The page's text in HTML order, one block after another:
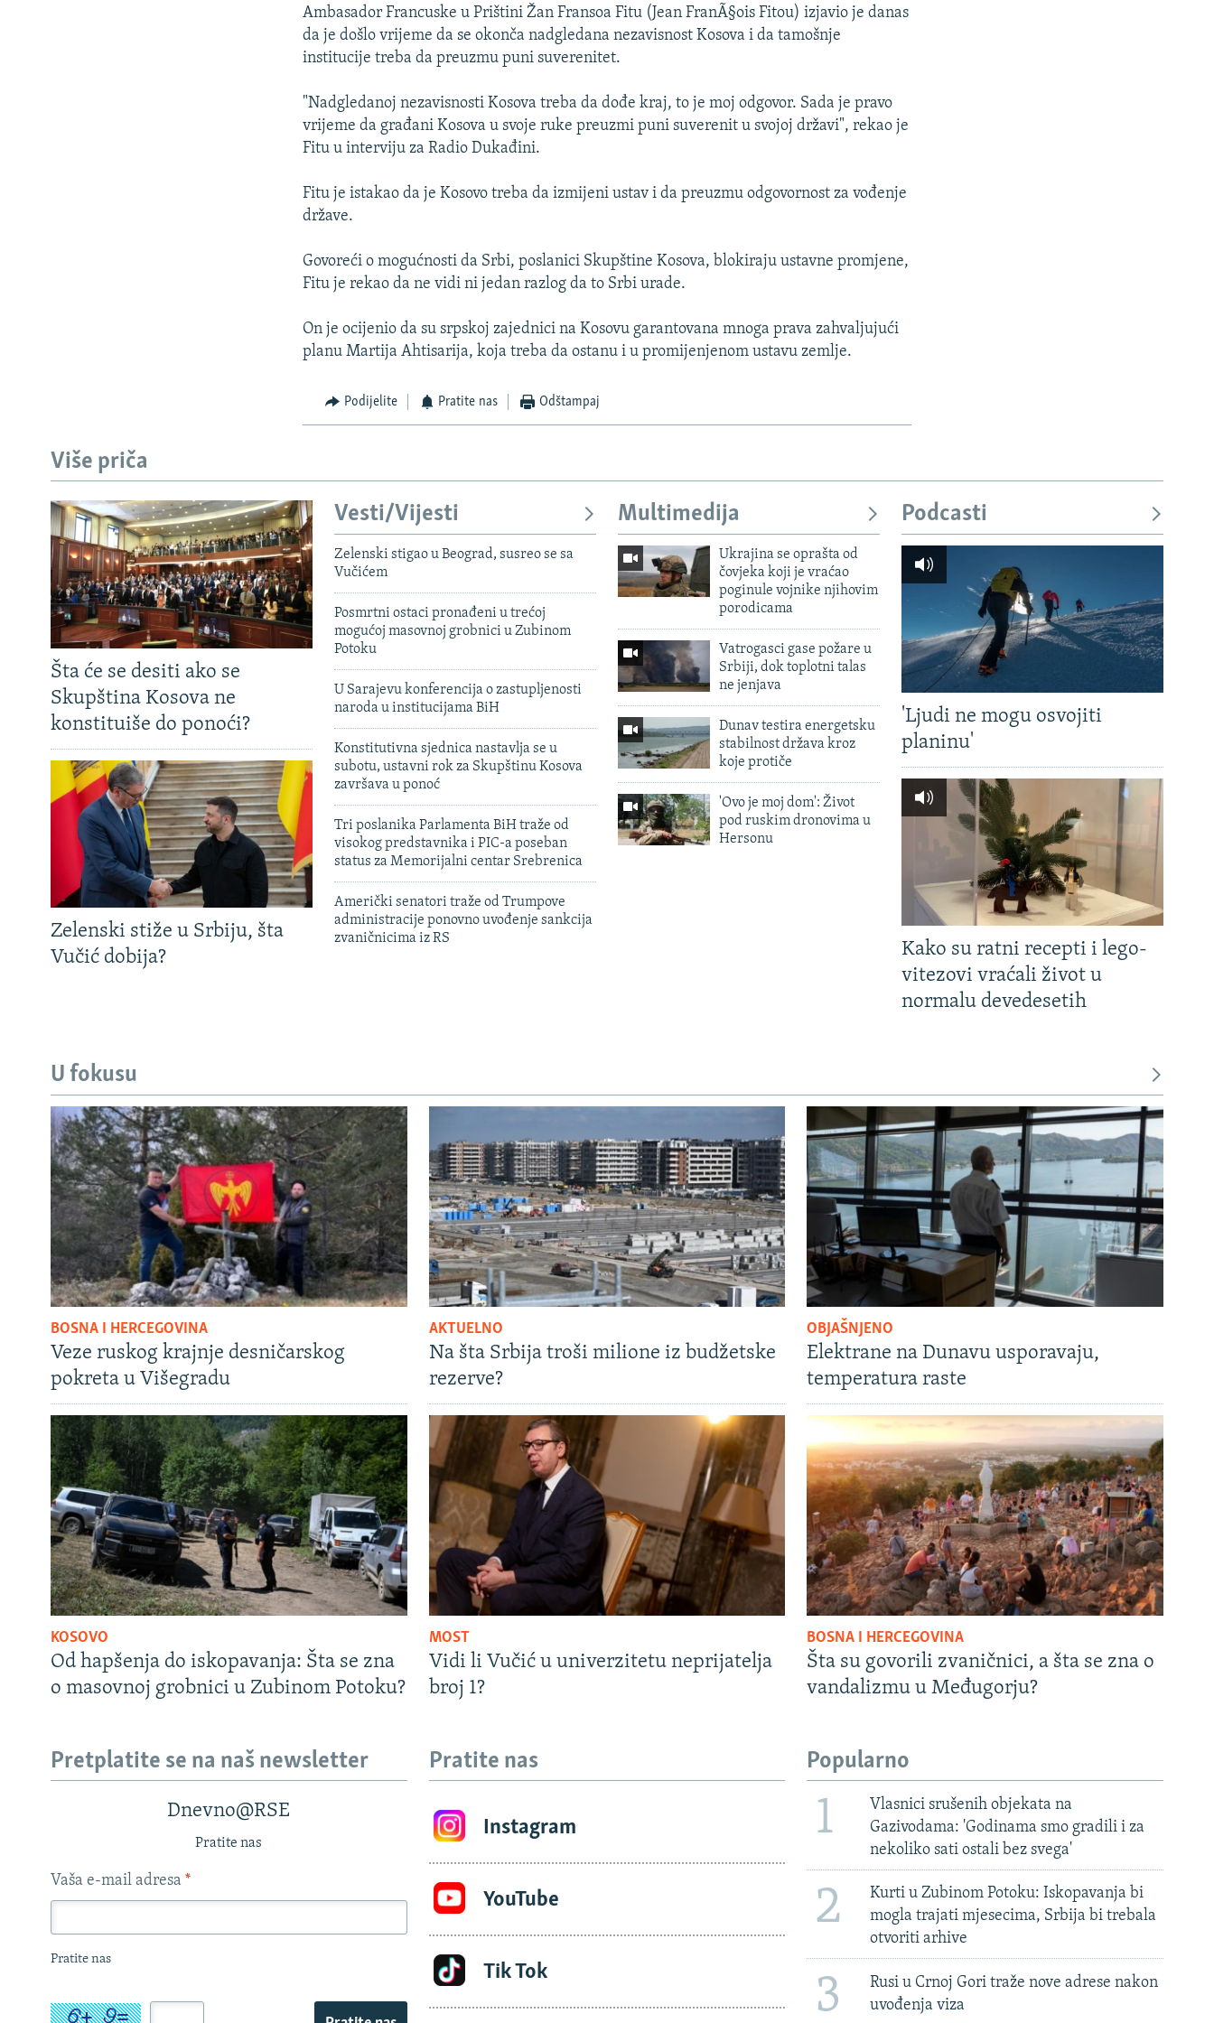
Ambasador Francuske u Prištini Žan Fransoa Fitu (Jean FranÃ§ois Fitou) izjavio je danas
da je došlo vrijeme da se okonča nadgledana nezavisnost Kosova i da tamošnje
institucije treba da preuzmu puni suverenitet.
"Nadgledanoj nezavisnosti Kosova treba da dođe kraj, to je moj odgovor. Sada je pravo
vrijeme da građani Kosova u svoje ruke preuzmi puni suverenit u svojoj državi", rekao je
Fitu u interviju za Radio Dukađini.
Fitu je istakao da je Kosovo treba da izmijeni ustav i da preuzmu odgovornost za vođenje
države.
Govoreći o mogućnosti da Srbi, poslanici Skupštine Kosova, blokiraju ustavne promjene,
Fitu je rekao da ne vidi ni jedan razlog da to Srbi urade.
On je ocijenio da su srpskoj zajednici na Kosovu garantovana mnoga prava zahvaljujući
planu Martija Ahtisarija, koja treba da ostanu i u promijenjenom ustavu zemlje.
Podijelite Pratite nas Odštampaj
Više priča
Šta će se desiti ako se
Skupština Kosova ne
konstituiše do ponoći?
Zelenski stiže u Srbiju, šta
Vučić dobija?
Vesti/Vijesti
Zelenski stigao u Beograd, susreo se sa
Vučićem
Posmrtni ostaci pronađeni u trećoj
mogućoj masovnoj grobnici u Zubinom
Potoku
U Sarajevu konferencija o zastupljenosti
naroda u institucijama BiH
Konstitutivna sjednica nastavlja se u
subotu, ustavni rok za Skupštinu Kosova
završava u ponoć
Tri poslanika Parlamenta BiH traže od
visokog predstavnika i PIC-a poseban
status za Memorijalni centar Srebrenica
Američki senatori traže od Trumpove
administracije ponovno uvođenje sankcija
zvaničnicima iz RS
Multimedija
Ukrajina se oprašta od
čovjeka koji je vraćao
poginule vojnike njihovim
porodicama
Vatrogasci gase požare u
Srbiji, dok toplotni talas
ne jenjava
Dunav testira energetsku
stabilnost država kroz
koje protiče
'Ovo je moj dom': Život
pod ruskim dronovima u
Hersonu
Podcasti
'Ljudi ne mogu osvojiti
planinu'
Kako su ratni recepti i lego-
vitezovi vraćali život u
normalu devedesetih
U fokusu
BOSNA I HERCEGOVINA
Veze ruskog krajnje desničarskog
pokreta u Višegradu
AKTUELNO
Na šta Srbija troši milione iz budžetske
rezerve?
OBJAŠNJENO
Elektrane na Dunavu usporavaju,
temperatura raste
KOSOVO
Od hapšenja do iskopavanja: Šta se zna
o masovnoj grobnici u Zubinom Potoku?
MOST
Vidi li Vučić u univerzitetu neprijatelja
broj 1?
BOSNA I HERCEGOVINA
Šta su govorili zvaničnici, a šta se zna o
vandalizmu u Međugorju?
Pretplatite se na naš newsletter
Dnevno@RSE
Pratite nas
Vaša e-mail adresa *
Pratite nas
Pratite nas
Instagram
YouTube
Tik Tok
Popularno
1
Vlasnici srušenih objekata na
Gazivodama: 'Godinama smo gradili i za
nekoliko sati ostali bez svega'
2
Kurti u Zubinom Potoku: Iskopavanja bi
mogla trajati mjesecima, Srbija bi trebala
otvoriti arhive
3
Rusi u Crnoj Gori traže nove adrese nakon
uvođenja viza